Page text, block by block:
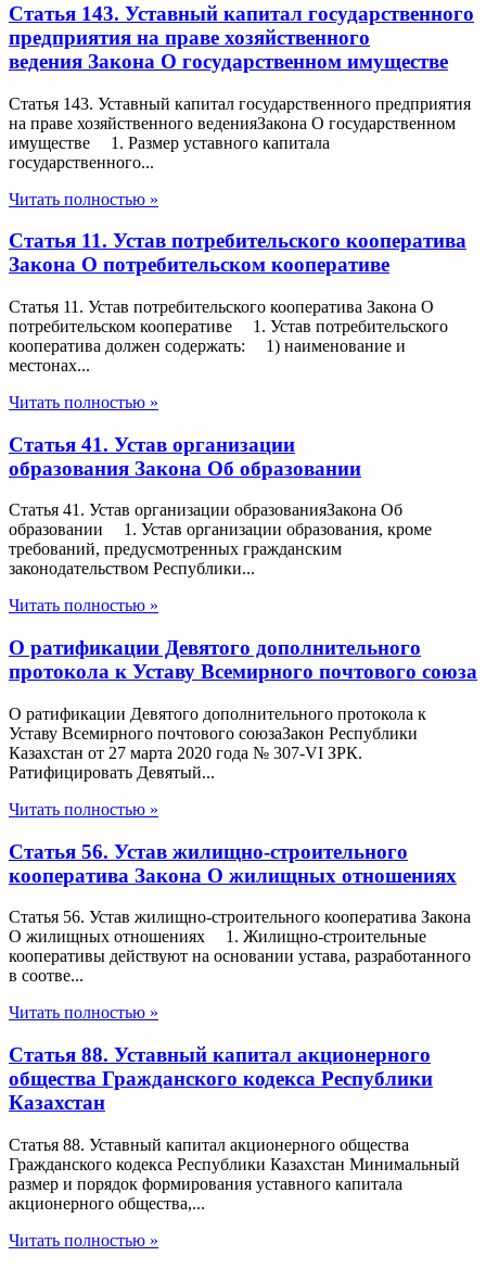
Статья 143. Уставный капитал государственного
предприятия на праве хозяйственного
ведения Закона О государственном имуществе
Статья 143. Уставный капитал государственного предприятия
на праве хозяйственного веденияЗакона О государственном
имуществе 1. Размер уставного капитала
государственного...
Читать полностью »
Статья 11. Устав потребительского кооператива
Закона О потребительском кооперативе
Статья 11. Устав потребительского кооператива Закона О
потребительском кооперативе 1. Устав потребительского
кооператива должен содержать: 1) наименование и
местонах...
Читать полностью »
Статья 41. Устав организации
образования Закона Об образовании
Статья 41. Устав организации образованияЗакона Об
образовании 1. Устав организации образования, кроме
требований, предусмотренных гражданским
законодательством Республики...
Читать полностью »
О ратификации Девятого дополнительного
протокола к Уставу Всемирного почтового союза
О ратификации Девятого дополнительного протокола к
Уставу Всемирного почтового союзаЗакон Республики
Казахстан от 27 марта 2020 года № 307-VІ ЗРК.
Ратифицировать Девятый...
Читать полностью »
Статья 56. Устав жилищно-строительного
кооператива Закона О жилищных отношениях
Статья 56. Устав жилищно-строительного кооператива Закона
О жилищных отношениях 1. Жилищно-строительные
кооперативы действуют на основании устава, разработанного
в соотве...
Читать полностью »
Статья 88. Уставный капитал акционерного
общества Гражданского кодекса Республики
Казахстан
Статья 88. Уставный капитал акционерного общества
Гражданского кодекса Республики Казахстан Минимальный
размер и порядок формирования уставного капитала
акционерного общества,...
Читать полностью »